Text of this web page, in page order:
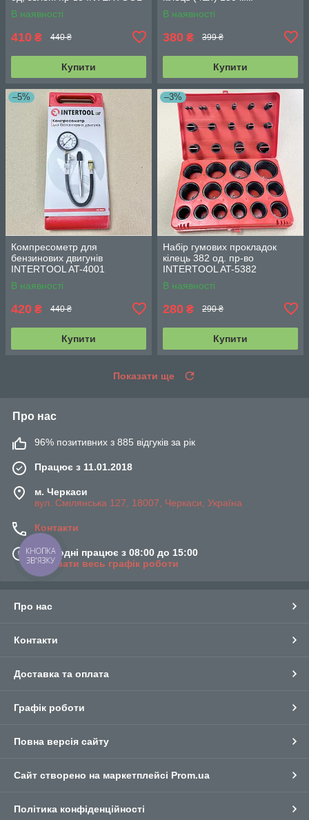
AT-5419
В наявності
410 ₴ 440 ₴
Купити
INTERTOOL HT-7001
В наявності
380 ₴ 399 ₴
Купити
–5%
Компресометр для
бензинових двигунів
INTERTOOL AT-4001
В наявності
420 ₴ 440 ₴
Купити
–3%
Набір гумових прокладок
кілець 382 од. пр-во
INTERTOOL AT-5382
В наявності
280 ₴ 290 ₴
Купити
Показати ще
Про нас
96% позитивних з 885 відгуків за рік
Працює з 11.01.2018
м. Черкаси
вул. Смілянська 127, 18007, Черкаси, Україна
Контакти
Сьогодні працює з 08:00 до 15:00
Показати весь графік роботи
Про нас
Контакти
Доставка та оплата
Графік роботи
Повна версія сайту
Сайт створено на маркетплейсі Prom.ua
Політика конфіденційності
КНОПКА
ЗВ'ЯЗКУ